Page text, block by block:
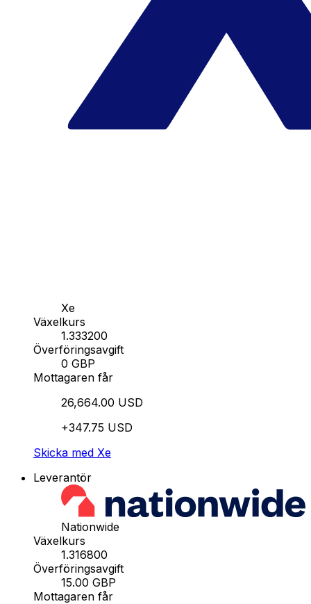
Xe
Växelkurs
1.333200
Överföringsavgift
0 GBP
Mottagaren får
26,664.00 USD
+347.75 USD
Skicka med Xe
Leverantör
Nationwide
Växelkurs
1.316800
Överföringsavgift
15.00 GBP
Mottagaren får